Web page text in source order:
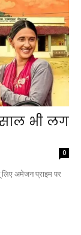
भी लग
0
अमेजन प्राइम पर